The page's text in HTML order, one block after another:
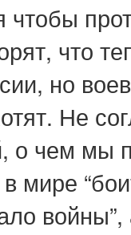
чтобы
что
но
Не
о чем
мире